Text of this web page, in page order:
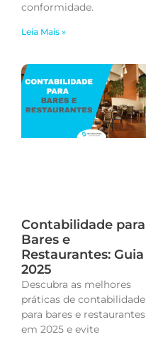
conformidade.
Leia Mais »
Contabilidade para
Bares e
Restaurantes: Guia
2025
Descubra as melhores
práticas de contabilidade
para bares e restaurantes
em 2025 e evite